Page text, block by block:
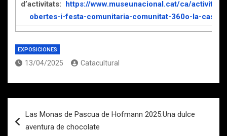
d’activitats:
https://www.museunacional.cat/ca/
obertes-i-festa-comunitaria-comunitat-360o-la-casa-
EXPOSICIONES
13/04/2025 Catacultural
de
Las Monas de Pascua de Hofmann 2025:Una dulce
aventura de chocolate